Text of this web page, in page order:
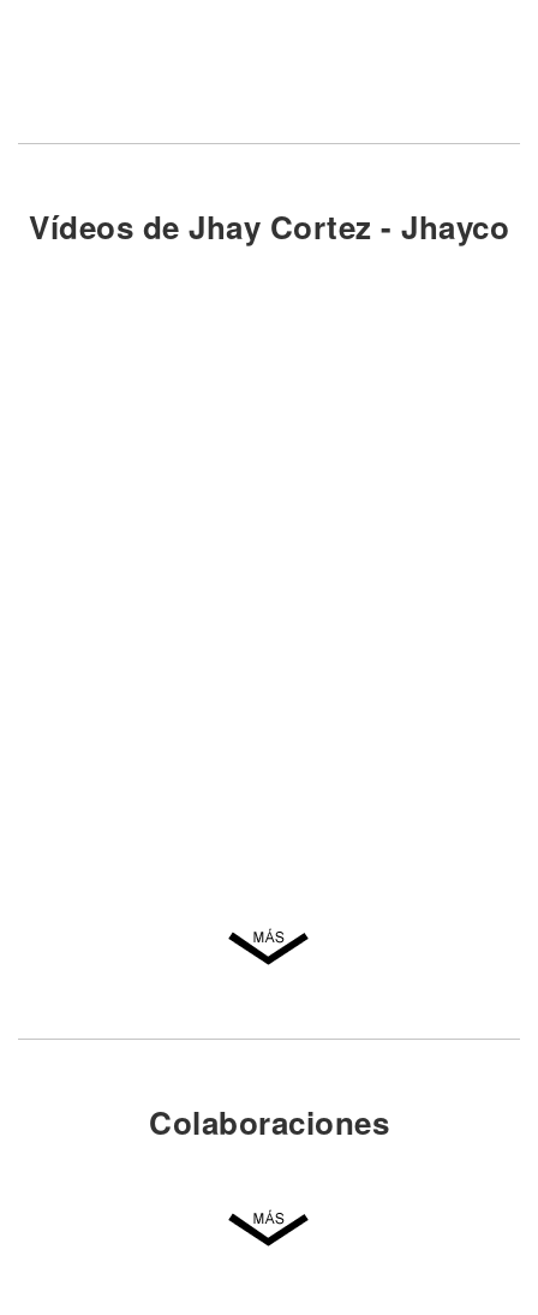
Vídeos de Jhay Cortez - Jhayco
Colaboraciones